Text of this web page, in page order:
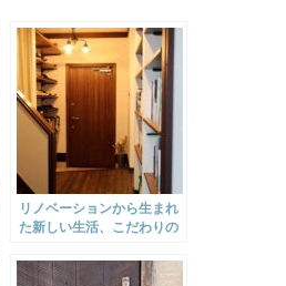
リノベーションから生まれ
た新しい生活、こだわりの